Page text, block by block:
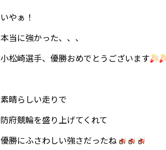
いやぁ！
本当に強かった、、、
小松崎選手、優勝おめでとうございます
素晴らしい走りで
防府競輪を盛り上げてくれて
優勝にふさわしい強さだったね